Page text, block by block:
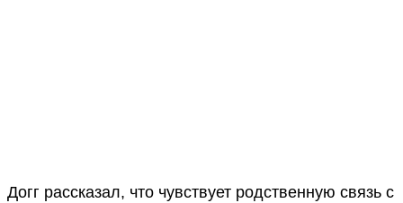
Догг рассказал, что чувствует родственную связь с